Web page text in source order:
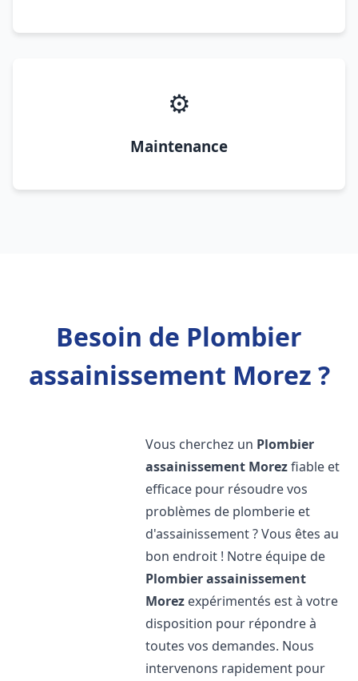
⚙️
Maintenance
Besoin de Plombier
assainissement Morez ?
Vous cherchez un Plombier
assainissement Morezfiable et
efficace pour résoudre vos
problèmes de plomberie et
d'assainissement ? Vous êtes au
bon endroit ! Notre équipe de
Plombier assainissement
Morez expérimentés est à votre
disposition pour répondre à
toutes vos demandes. Nous
intervenons rapidement pour